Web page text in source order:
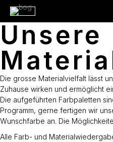
Unsere
Die grosse Materialvielfalt lässt
Zuhause wirken und ermöglicht
Die aufgeführten Farbpaletten
Programm, gerne fertigen wir
Wunschfarbe an. Die
Alle Farb- und